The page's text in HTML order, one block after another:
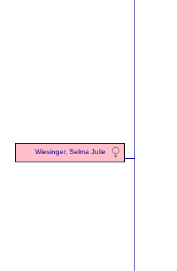
Wiesinger, Selma Julie